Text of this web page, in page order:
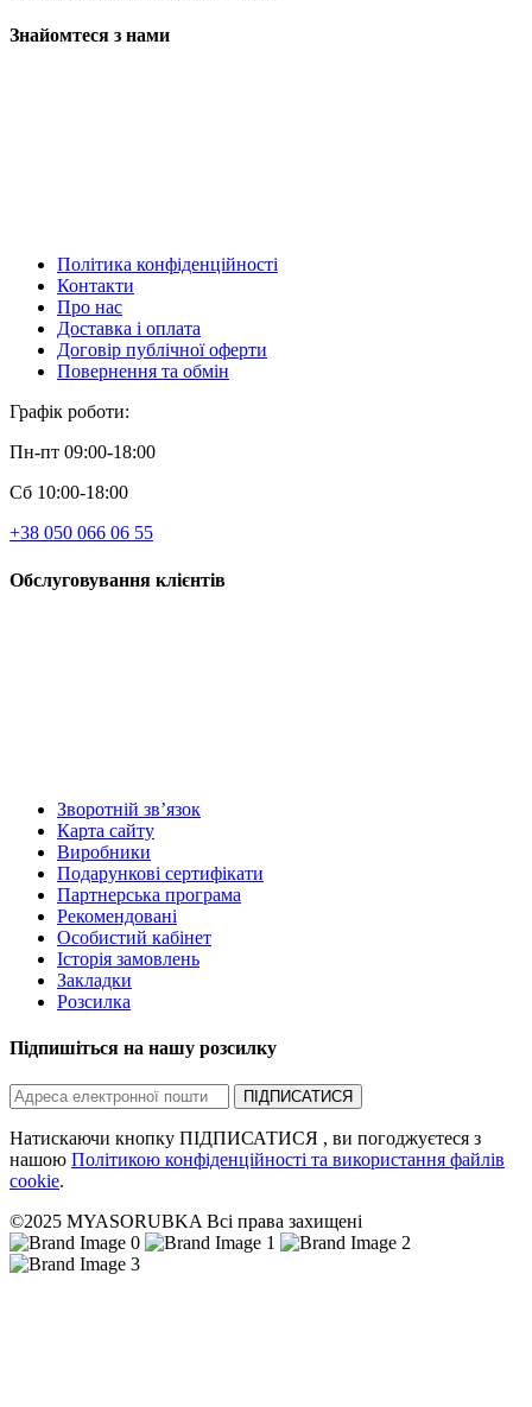
Знайомтеся з нами
Політика конфіденційності
Контакти
Про нас
Доставка і оплата
Договір публічної оферти
Повернення та обмін
Графік роботи:
Пн-пт 09:00-18:00
Сб 10:00-18:00
+38 050 066 06 55
Обслуговування клієнтів
Зворотній зв’язок
Карта сайту
Виробники
Подарункові сертифікати
Партнерська програма
Рекомендовані
Особистий кабінет
Історія замовлень
Закладки
Розсилка
Підпишіться на нашу розсилку
ПІДПИСАТИСЯ
Натискаючи кнопку ПІДПИСАТИСЯ , ви погоджуєтеся з
нашою Політикою конфіденційності та використання файлів
cookie.
©2025 MYASORUBKA Всі права захищені